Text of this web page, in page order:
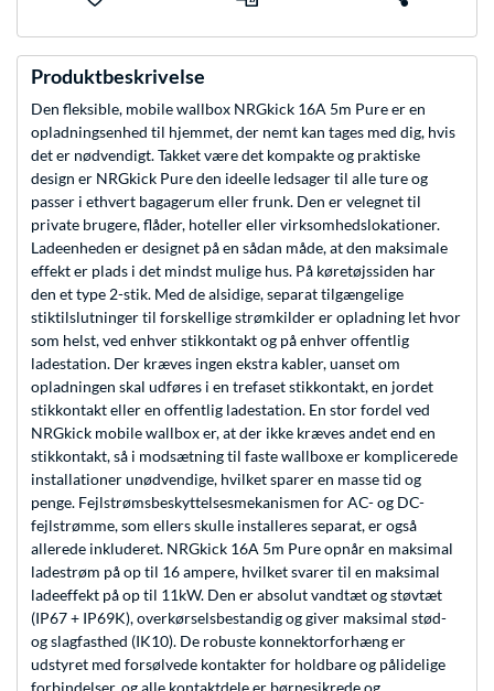
Produktbeskrivelse
Den fleksible, mobile wallbox NRGkick 16A 5m Pure er en
opladningsenhed til hjemmet, der nemt kan tages med dig, hvis
det er nødvendigt. Takket være det kompakte og praktiske
design er NRGkick Pure den ideelle ledsager til alle ture og
passer i ethvert bagagerum eller frunk. Den er velegnet til
private brugere, flåder, hoteller eller virksomhedslokationer.
Ladeenheden er designet på en sådan måde, at den maksimale
effekt er plads i det mindst mulige hus. På køretøjssiden har
den et type 2-stik. Med de alsidige, separat tilgængelige
stiktilslutninger til forskellige strømkilder er opladning let hvor
som helst, ved enhver stikkontakt og på enhver offentlig
ladestation. Der kræves ingen ekstra kabler, uanset om
opladningen skal udføres i en trefaset stikkontakt, en jordet
stikkontakt eller en offentlig ladestation. En stor fordel ved
NRGkick mobile wallbox er, at der ikke kræves andet end en
stikkontakt, så i modsætning til faste wallboxe er komplicerede
installationer unødvendige, hvilket sparer en masse tid og
penge. Fejlstrømsbeskyttelsesmekanismen for AC- og DC-
fejlstrømme, som ellers skulle installeres separat, er også
allerede inkluderet. NRGkick 16A 5m Pure opnår en maksimal
ladestrøm på op til 16 ampere, hvilket svarer til en maksimal
ladeeffekt på op til 11kW. Den er absolut vandtæt og støvtæt
(IP67 + IP69K), overkørselsbestandig og giver maksimal stød-
og slagfasthed (IK10). De robuste konnektorforhæng er
udstyret med forsølvede kontakter for holdbare og pålidelige
forbindelser, og alle kontaktdele er børnesikrede og